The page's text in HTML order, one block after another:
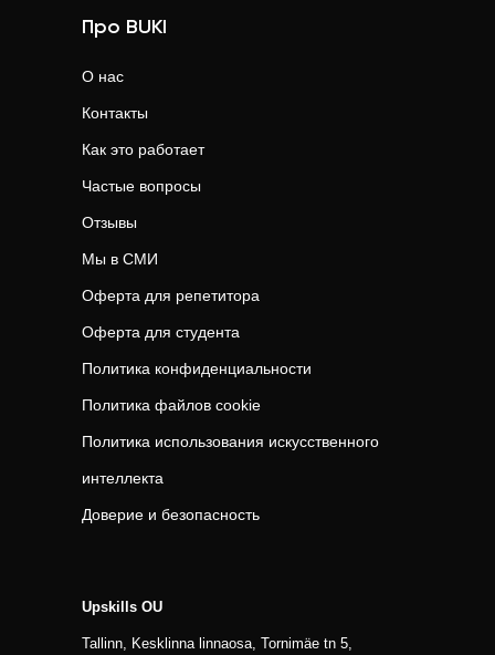
Про BUKI
О нас
Контакты
Как это работает
Частые вопросы
Отзывы
Мы в СМИ
Оферта для репетитора
Оферта для студента
Политика конфиденциальности
Политика файлов cookie
Политика использования искусственного
интеллекта
Доверие и безопасность
Upskills OU
Tallinn, Kesklinna linnaosa, Tornimäe tn 5,